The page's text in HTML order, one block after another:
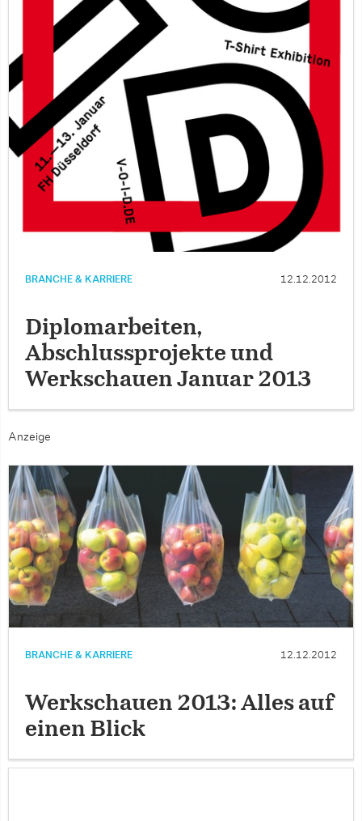
BRANCHE & KARRIERE 12.12.2012
Diplomarbeiten,
Abschlussprojekte und
Werkschauen Januar 2013
Anzeige
BRANCHE & KARRIERE 12.12.2012
Werkschauen 2013: Alles auf
einen Blick